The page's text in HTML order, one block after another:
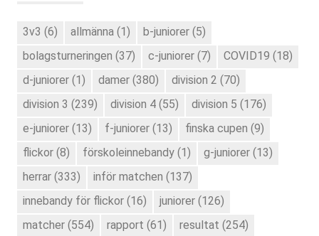
3v3 (6) allmänna (1) b-juniorer (5)
bolagsturneringen (37) c-juniorer (7) COVID19 (18)
d-juniorer (1) damer (380) division 2 (70)
division 3 (239) division 4 (55) division 5 (176)
e-juniorer (13) f-juniorer (13) finska cupen (9)
flickor (8) förskoleinnebandy (1) g-juniorer (13)
herrar (333) inför matchen (137)
innebandy för flickor (16) juniorer (126)
matcher (554) rapport (61) resultat (254)